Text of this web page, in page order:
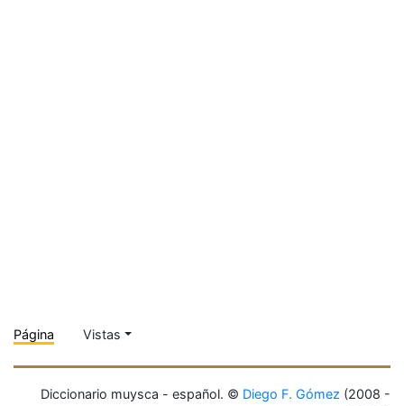
Página Vistas
Diccionario muysca - español. © Diego F. Gómez (2008 -